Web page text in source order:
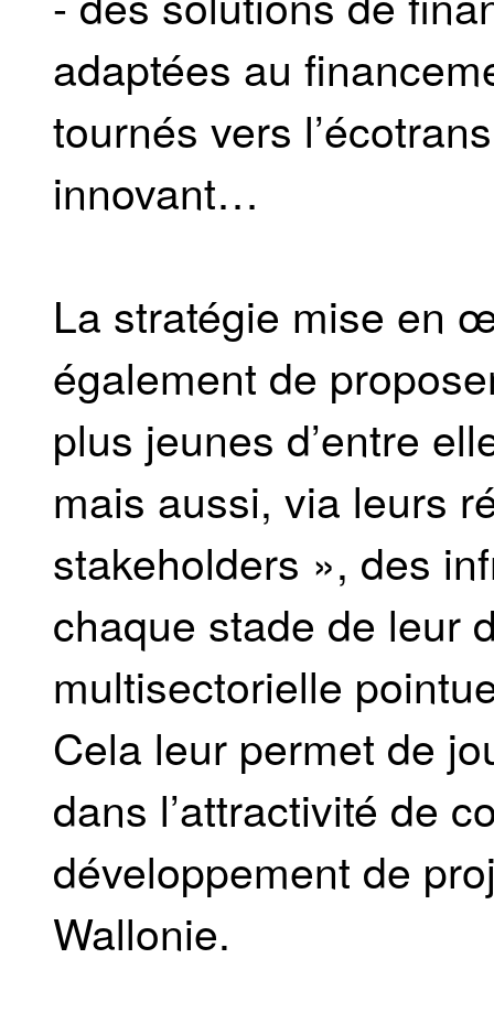
adaptées au
tournés vers
innovant…
La stratégie mise en
également de
plus jeunes d’entre
mais aussi, via leurs
stakeholders », des
chaque stade de leur
multisectorielle
Cela leur permet de
dans l’attractivité de
développement de
Wallonie.